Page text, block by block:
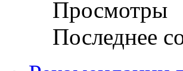
Просмотры
Последнее